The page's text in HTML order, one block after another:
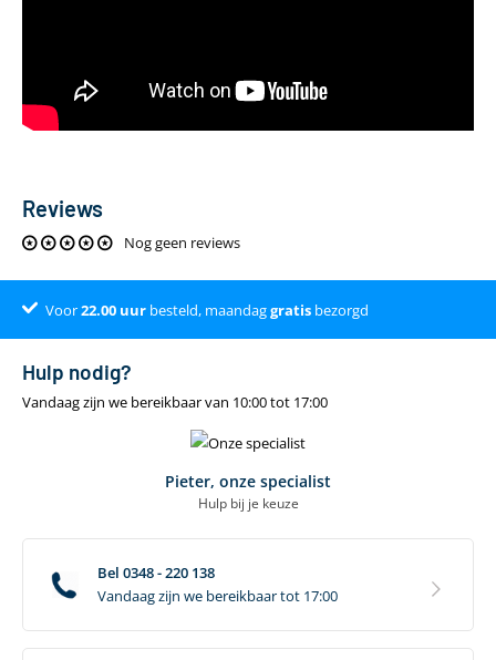
Reviews
Nog geen reviews
Voor22.00uurbesteld, maandaggratisbezorgd
Dé online specialist
Klantenbeoordeling 9.4
Hulp nodig?
Vandaag zijn we bereikbaar van 10:00 tot 17:00
Pieter, onze specialist
Hulp bij je keuze
Bel 0348 - 220 138
Vandaag zijn we bereikbaar tot 17:00